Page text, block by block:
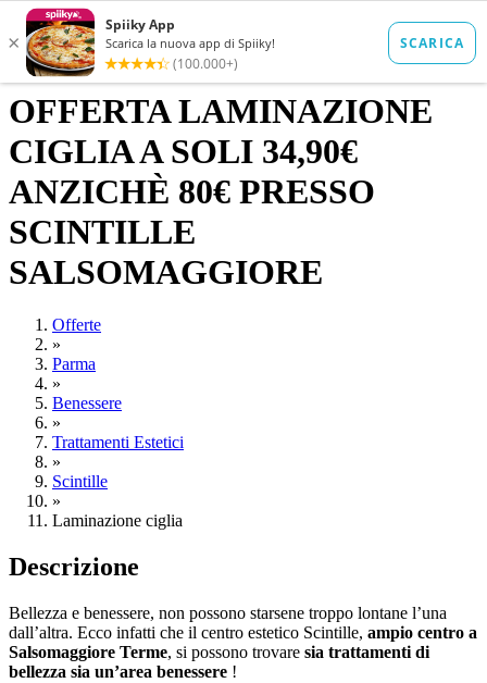
OFFERTA LAMINAZIONE
CIGLIA A SOLI 34,90€
ANZICHÈ 80€ PRESSO
SCINTILLE
SALSOMAGGIORE
Offerte
»
Parma
»
Benessere
»
Trattamenti Estetici
»
Scintille
»
Laminazione ciglia
Descrizione
Bellezza e benessere, non possono starsene troppo lontane l’una
dall’altra. Ecco infatti che il centro estetico Scintille, ampio centro a
Salsomaggiore Terme, si possono trovare sia trattamenti di
bellezza sia un’area benessere !